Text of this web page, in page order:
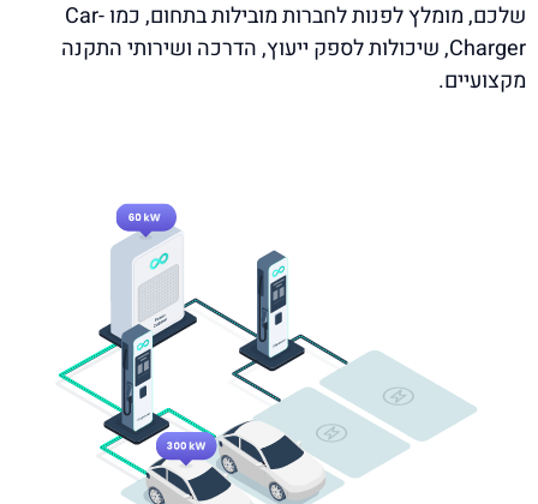
שלכם, מומלץ לפנות לחברות מובילות בתחום, כמו Car-
Charger, שיכולות לספק ייעוץ, הדרכה ושירותי התקנה
מקצועיים.